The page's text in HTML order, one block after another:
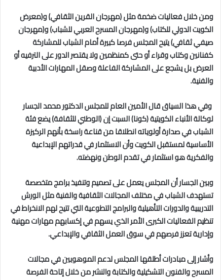
ومن خلال فعاليات ضخمة مثل (مهرجان القرين الثقافي) و(معرض
الكويت الدولي للكتاب) و(مهرجان المسرح العربي للشباب) و(مهرجان
صيفي ثقافي) يتيح المجلس فرصا كبيرة أمام الشباب للمشاركة
كفنانين وكتاب وقراء أو حتى كمنظمين ولا يقتصر الدور على الترفيه أو
العرض بل يشجع على المشاركة الفاعلة وصقل المهارات الأدبية
والفنية.
وفي هذا السياق قال الأمين العام للمجلس الدكتور محمد الجسار
لوكالة الأنباء الكويتية (كونا) السبت إن (الوطني للثقافة) يضع فئة
الشباب في صدارة أولوياته انطلاقا من قناعة راسخة بأنهم الركيزة
الأساسية لمستقبل الكويت وأن الاستثمار في قدراتهم الإبداعية
والفكرية هو استثمار في تقدم الوطن ونهضته.
وبين الجسار أن المجلس يعمل على تصميم وتنفيذ برامج متخصصة
تستهدف الشباب في مختلف المجالات الثقافية والفنية مثل الورش
التدريبية والدورات التأهيلية والبرامج التطوعية التي تتيح لهم الانخراط في
تنظيم الفعاليات الكبرى الأمر الذي يسهم في إكسابهم مهارات مهنية
وإدارية تعزز فرصهم في سوق العمل الثقافي والإبداعي.
وأشار إلى مبادرات أطلقها المجلس لدعم الموهوبين في مجالات
المسرح والفنون التشكيلية والكتابة والنشر من خلال إتاحة الفرصة